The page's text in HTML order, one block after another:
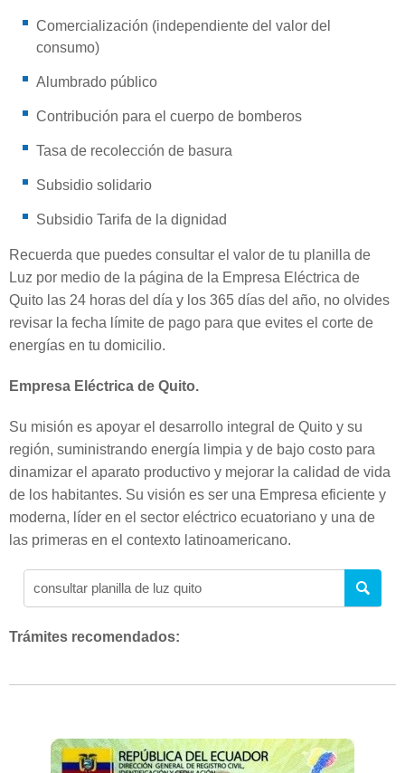
Comercialización (independiente del valor del
consumo)
Alumbrado público
Contribución para el cuerpo de bomberos
Tasa de recolección de basura
Subsidio solidario
Subsidio Tarifa de la dignidad
Recuerda que puedes consultar el valor de tu planilla de
Luz por medio de la página de la Empresa Eléctrica de
Quito las 24 horas del día y los 365 días del año, no olvides
revisar la fecha límite de pago para que evites el corte de
energías en tu domicilio.
Empresa Eléctrica de Quito.
Su misión es apoyar el desarrollo integral de Quito y su
región, suministrando energía limpia y de bajo costo para
dinamizar el aparato productivo y mejorar la calidad de vida
de los habitantes. Su visión es ser una Empresa eficiente y
moderna, líder en el sector eléctrico ecuatoriano y una de
las primeras en el contexto latinoamericano.
Trámites recomendados: